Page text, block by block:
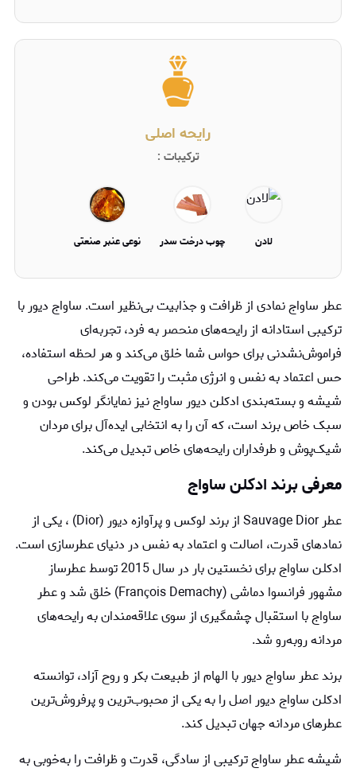
رایحه اصلی
ترکیبات :
لادن چوب درخت سدر نوعی عنبر صنعتی
عطر ساواج نمادی از ظرافت و جذابیت بی‌نظیر است. ساواج ديور با
ترکیبی استادانه از رایحه‌های منحصر به فرد، تجربه‌ای
فراموش‌نشدنی برای حواس شما خلق می‌کند و هر لحظه استفاده،
حس اعتماد به نفس و انرژی مثبت را تقویت می‌کند. طراحی
شیشه و بسته‌بندی ادكلن دیور ساواج نیز نمایانگر لوکس بودن و
سبک خاص برند است، که آن را به انتخابی ایده‌آل برای مردان
شیک‌پوش و طرفداران رایحه‌های خاص تبدیل می‌کند.
معرفی برندادکلن ساواج
عطر Sauvage Dior از برند لوکس و پرآوازه دیور (Dior) ، یکی از
نمادهای قدرت، اصالت و اعتماد به نفس در دنیای عطرسازی است.
ادکلن ساواج برای نخستین بار در سال 2015 توسط عطرساز
مشهور فرانسوا دماشی (François Demachy) خلق شد و عطر
ساواج با استقبال چشمگیری از سوی علاقه‌مندان به رایحه‌های
مردانه روبه‌رو شد.
برند عطر ساواج ديور با الهام از طبیعت بکر و روح آزاد، توانسته
ادکلن ساواج دیور اصل را به یکی از محبوب‌ترین و پرفروش‌ترین
عطرهای مردانه جهان تبدیل کند.
شیشه عطر ساواج ترکیبی از سادگی، قدرت و ظرافت را به‌خوبی به